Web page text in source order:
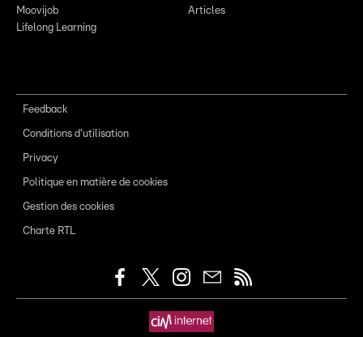
Moovijob
Lifelong Learning
Articles
Feedback
Conditions d'utilisation
Privacy
Politique en matière de cookies
Gestion des cookies
Charte RTL